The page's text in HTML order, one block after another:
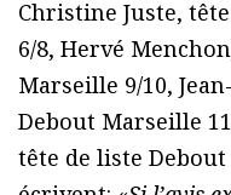
Christine Juste,
6/8, Hervé
Marseille 9/10,
Debout Marseille
tête de liste